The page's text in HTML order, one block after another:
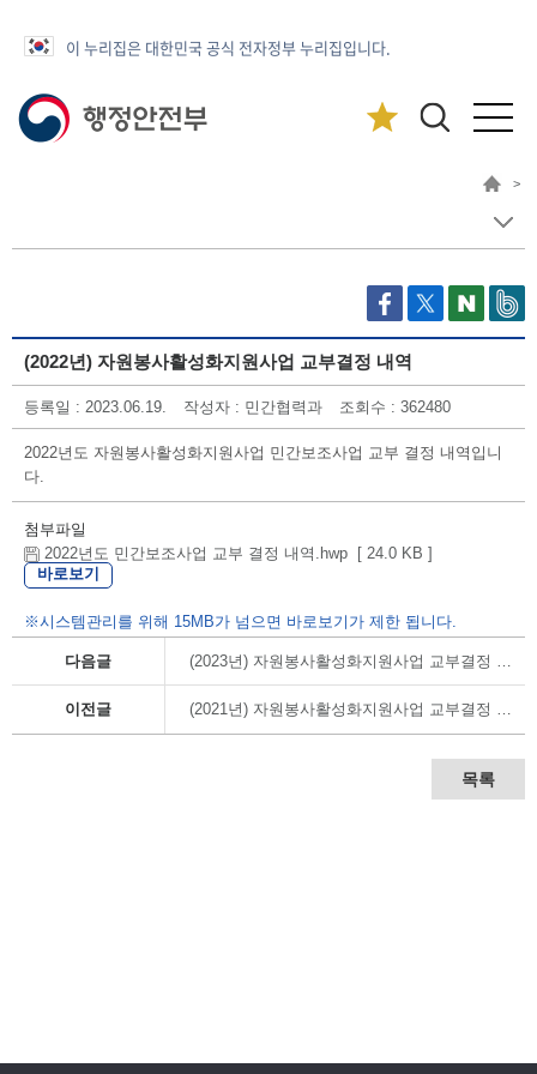
이 누리집은 대한민국 공식 전자정부 누리집입니다.
>
(2022년) 자원봉사활성화지원사업 교부결정 내역
등록일 : 2023.06.19. 작성자 : 민간협력과 조회수 : 362480
2022년도 자원봉사활성화지원사업 민간보조사업 교부 결정 내역입니
다.
첨부파일
2022년도 민간보조사업 교부 결정 내역.hwp [ 24.0 KB ]
바로보기
※시스템관리를 위해 15MB가 넘으면 바로보기가 제한 됩니다.
다음글 (2023년) 자원봉사활성화지원사업 교부결정 내역
이전글 (2021년) 자원봉사활성화지원사업 교부결정 내역
목록